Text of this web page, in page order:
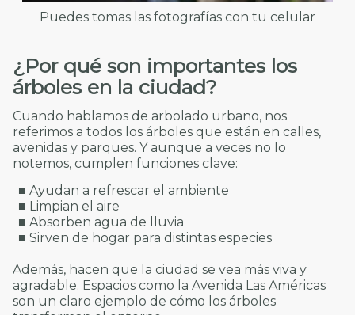
Puedes tomas las fotografías con tu celular
¿Por qué son importantes los
árboles en la ciudad?
Cuando hablamos de arbolado urbano, nos
referimos a todos los árboles que están en calles,
avenidas y parques. Y aunque a veces no lo
notemos, cumplen funciones clave:
■ Ayudan a refrescar el ambiente
■ Limpian el aire
■ Absorben agua de lluvia
■ Sirven de hogar para distintas especies
Además, hacen que la ciudad se vea más viva y
agradable. Espacios como la Avenida Las Américas
son un claro ejemplo de cómo los árboles